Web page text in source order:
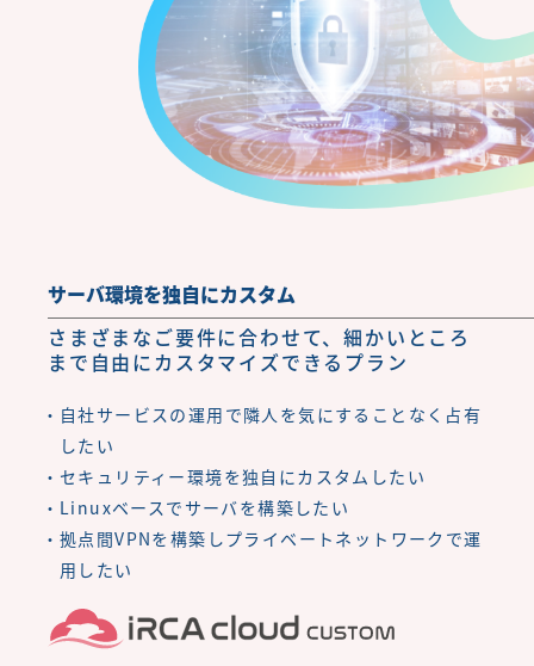
サーバ環境を独自にカスタム
さまざまなご要件に合わせて、細かいところ
まで自由にカスタマイズできるプラン
自社サービスの運用で隣人を気にすることなく占有
したい
セキュリティー環境を独自にカスタムしたい
Linuxベースでサーバを構築したい
拠点間VPNを構築しプライベートネットワークで運
用したい